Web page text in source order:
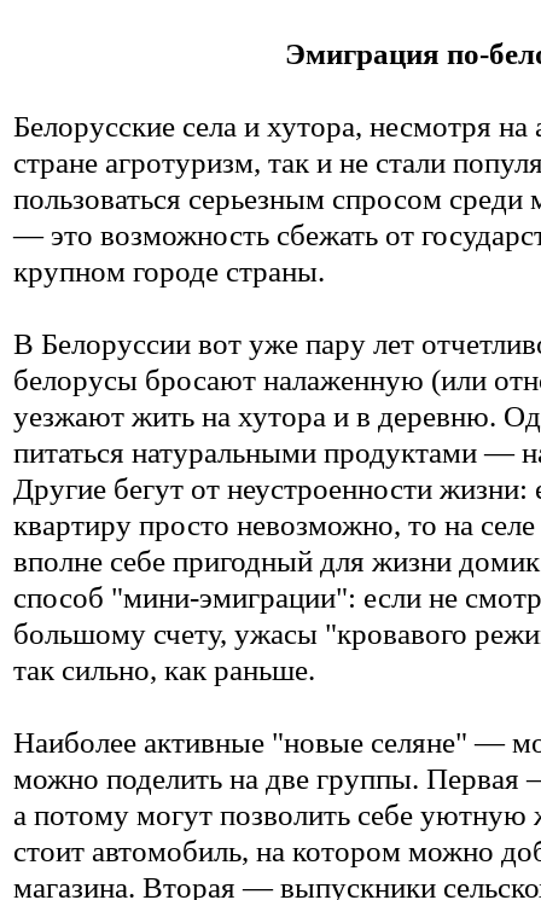
Эмиграция по-
Белорусские села и хутора, несмотря
стране агротуризм, так и не стали
пользоваться серьезным спросом
— это возможность сбежать от
крупном городе страны.
В Белоруссии вот уже пару лет
белорусы бросают налаженную (или
уезжают жить на хутора и в деревню.
питаться натуральными продуктами —
Другие бегут от неустроенности
квартиру просто невозможно, то на
вполне себе пригодный для жизни
способ "мини-эмиграции": если не
большому счету, ужасы "кровавого
так сильно, как раньше.
Наиболее активные "новые селяне" —
можно поделить на две группы. Первая
а потому могут позволить себе
стоит автомобиль, на котором можно
магазина. Вторая — выпускники